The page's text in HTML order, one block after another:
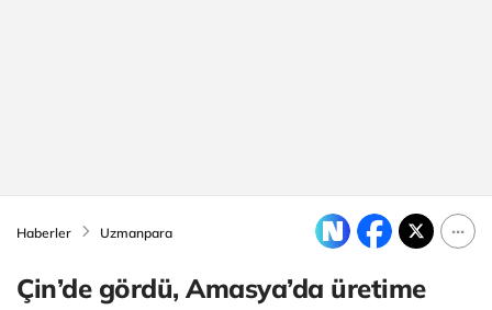
Haberler Uzmanpara
Çin’de gördü, Amasya’da üretime